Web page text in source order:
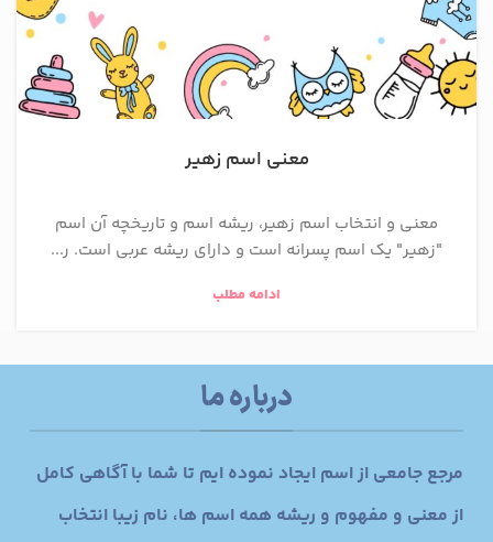
معنی اسم زهیر
معنی و انتخاب اسم زهیر، ریشه اسم و تاریخچه آن اسم
"زهیر" یک اسم پسرانه است و دارای ریشه عربی است. ر...
ادامه مطلب
درباره ما
مرجع جامعی از اسم ایجاد نموده ایم تا شما با آگاهی کامل
از معنی و مفهوم و ریشه همه اسم ها، نام زیبا انتخاب